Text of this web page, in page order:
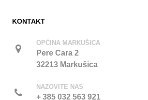
KONTAKT
OPĆINA MARKUŠICA
Pere Cara 2
32213 Markušica
NAZOVITE NAS
+ 385 032 563 921